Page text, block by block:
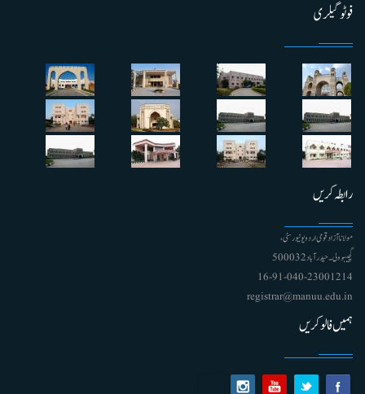
فوٹو گیلری
رابطہ کریں
مولانا آزاد قومی اردو یونیورسٹی ،
گچیبوولی۔ حیدرآباد 500032
91-040-23001214 - 16
registrar@manuu.edu.in
ہمیں فالو کریں